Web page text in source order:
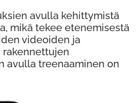
avulla kehittymistä
mikä tekee etenemisestä
videoiden ja
avulla treenaaminen on